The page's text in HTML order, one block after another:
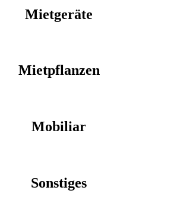
Mietgeräte
Mietpflanzen
Mobiliar
Sonstiges